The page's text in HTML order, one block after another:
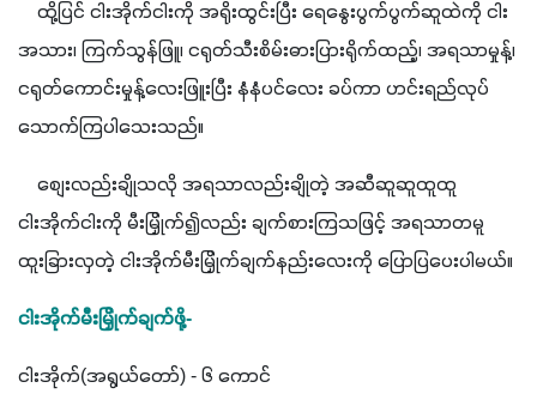
ထို့ပြင် ငါးအိုက်ငါးကို အရိုးထွင်းပြီး ရေနွေးပွက်ပွက်ဆူထဲကို ငါး
အသား၊ ကြက်သွန်ဖြူ၊ ငရုတ်သီးစိမ်းဓားပြားရိုက်ထည့်၊ အရသာမှုန့်၊
ငရုတ်ကောင်းမှုန့်လေးဖြူးပြီး နံနံပင်လေး ခပ်ကာ ဟင်းရည်လုပ်
သောက်ကြပါသေးသည်။
စျေးလည်းချိုသလို အရသာလည်းချိုတဲ့ အဆီဆူဆူထူထူ
ငါးအိုက်ငါးကို မီးမြှိုက်၍လည်း ချက်စားကြသဖြင့် အရသာတမူ
ထူးခြားလှတဲ့ ငါးအိုက်မီးမြှိုက်ချက်နည်းလေးကို ပြောပြပေးပါမယ်။
ငါးအိုက်မီးမြှိုက်ချက်ဖို့-
ငါးအိုက်(အရွယ်တော်) - ၆ ကောင်